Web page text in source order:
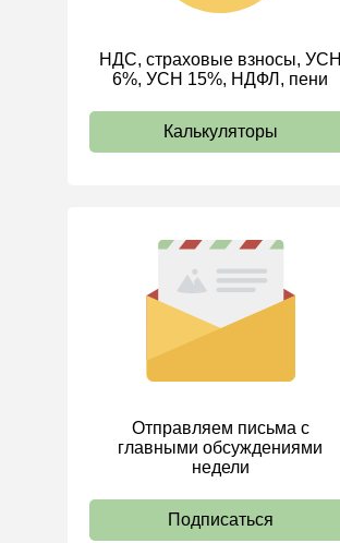
Персональные данные
ИП
НДС, страховые взносы, УСН
6%, УСН 15%, НДФЛ, пени
Калькуляторы
Отправляем письма с
главными обсуждениями
недели
Подписаться